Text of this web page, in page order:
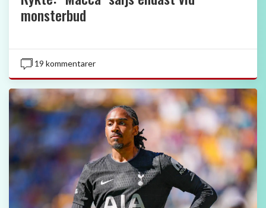
monsterbud
19 kommentarer